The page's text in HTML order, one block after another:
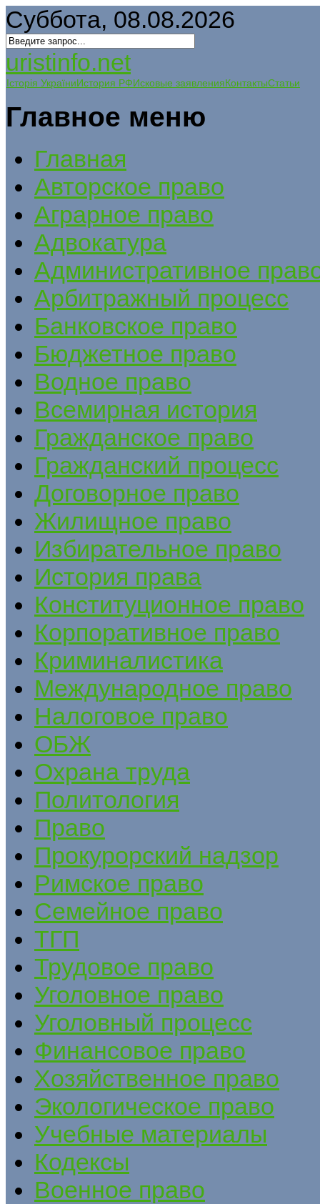
Суббота, 08.08.2026
uristinfo.net
Історія УкраїниИстория РФИсковые заявленияКонтактыСтатьи
Главное меню
Главная
Авторское право
Аграрное право
Адвокатура
Административное
Арбитражный процесс
Банковское право
Бюджетное право
Водное право
Всемирная история
Гражданское право
Гражданский процесс
Договорное право
Жилищное право
Избирательное право
История права
Конституционное право
Корпоративное право
Криминалистика
Международное право
Налоговое право
ОБЖ
Охрана труда
Политология
Право
Прокурорский надзор
Римское право
Семейное право
ТГП
Трудовое право
Уголовное право
Уголовный процесс
Финансовое право
Хозяйственное право
Экологическое право
Учебные материалы
Кодексы
Военное право